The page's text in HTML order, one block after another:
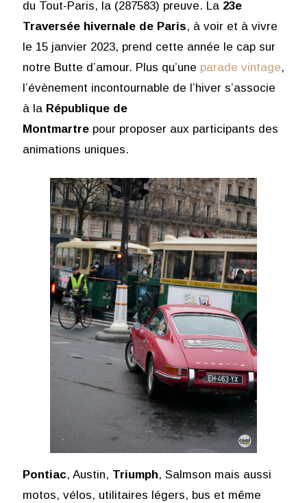
du Tout-Paris, la (287583) preuve. La 23e
Traversée hivernale de Paris, à voir et à vivre
le 15 janvier 2023, prend cette année le cap sur
notre Butte d’amour. Plus qu’une parade vintage,
l’évènement incontournable de l’hiver s’associe
à la République de
Montmartrepour proposer aux participants des
animations uniques.
Pontiac, Austin, Triumph, Salmson mais aussi
motos, vélos, utilitaires légers, bus et même